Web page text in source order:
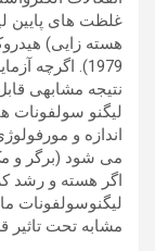
غلظت های پایین
لیگنو سولفونات
اندازه و
اگر هسته و رشد
مشابه تحت تاثیر